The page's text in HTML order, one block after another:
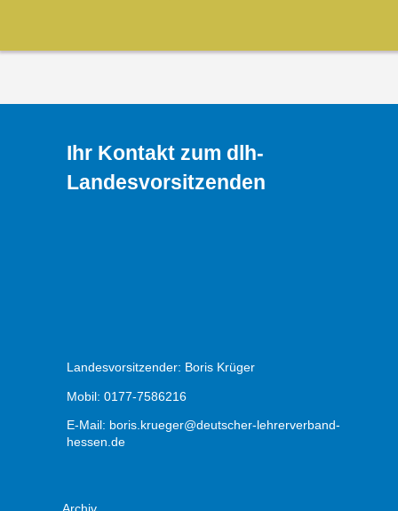
Ihr Kontakt zum dlh-
Landesvorsitzenden
Landesvorsitzender: Boris Krüger
Mobil: 0177-7586216
E-Mail: boris.krueger@deutscher-lehrerverband-
hessen.de